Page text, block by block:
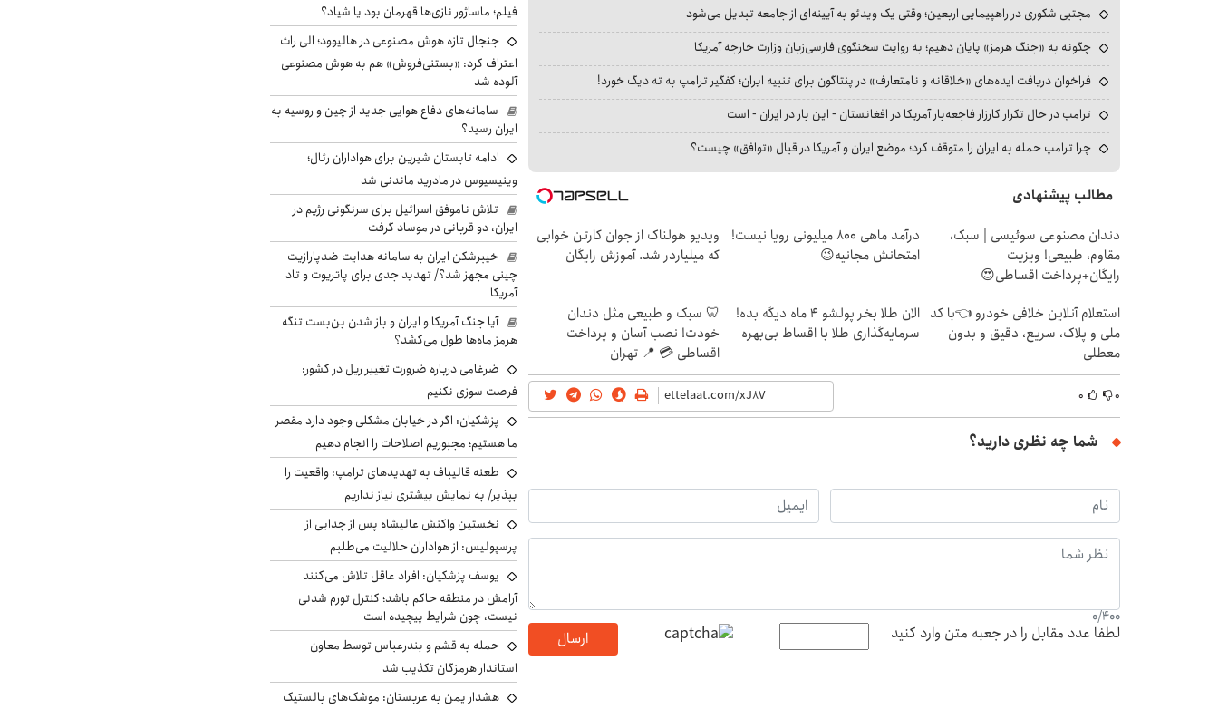
مجتبی شکوری در راهپیمایی اربعین؛ وقتی یک ویدئو به آیینه‌ای از جامعه تبدیل می‌شود
چگونه به «جنگ هرمز» پایان دهیم؛ به روایت سخنگوی فارسی‌زبان وزارت خارجه آمریکا
فراخوان دریافت ایده‌های «خلاقانه و نامتعارف» در پنتاگون برای تنبیه ایران؛ کفگیر ترامپ به ته دیگ خورد!
ترامپ در حال تکرار کارزار فاجعه‌بار آمریکا در افغانستان - این بار در ایران - است
چرا ترامپ حمله به ایران را متوقف کرد؛ موضع ایران و آمریکا در قبال «توافق» چیست؟
مطالب پیشنهادی
دندان مصنوعی سوئیسی | سبک،
مقاوم، طبیعی! ویزیت
رایگان+پرداخت اقساطی😍
درآمد ماهی 800 میلیونی رویا نیست!
امتحانش مجانیه😉
ویدیو هولناک از جوان کارتن خوابی
که میلیاردر شد. آموزش رایگان
استعلام آنلاین خلافی خودرو 👈با کد
ملی و پلاک، سریع، دقیق و بدون
معطلی
الان طلا بخر پولشو 4 ماه دیگه بده!
سرمایه‌گذاری طلا با اقساط بی‌بهره
🦷 سبک و طبیعی مثل دندان
خودت! نصب آسان و پرداخت
اقساطی 💳 📍 تهران
۰ ۰
شما چه نظری دارید؟
0/400
لطفا عدد مقابل را در جعبه متن وارد کنید ارسال
فیلم؛ ماساژور نازی‌ها قهرمان بود یا شیاد؟
جنجال تازه هوش مصنوعی در هالیوود؛ الی راث
اعتراف کرد: «بستنی‌فروش» هم به هوش مصنوعی
آلوده شد
سامانه‌های دفاع هوایی جدید از چین و روسیه به
ایران رسید؟
ادامه تابستان شیرین برای هواداران رئال؛
وینیسیوس در مادرید ماندنی شد
تلاش ناموفق اسرائیل برای سرنگونی رژیم در
ایران، دو قربانی در موساد گرفت
خیبرشکن ایران به سامانه هدایت ضدپارازیت
چینی مجهز شد؟/ تهدید جدی برای پاتریوت و تاد
آمریکا
آیا جنگ آمریکا و ایران و باز شدن بن‌بست تنگه
هرمز ماه‌ها طول می‌کشد؟
ضرغامی درباره ضرورت تغییر ریل در کشور:
فرصت سوزی نکنیم
پزشکیان: اگر در خیابان مشکلی وجود دارد مقصر
ما هستیم؛ مجبوریم اصلاحات را انجام دهیم
طعنه قالیباف به تهدیدهای ترامپ: واقعیت را
بپذیر/ به نمایش بیشتری نیاز نداریم
نخستین واکنش عالیشاه پس از جدایی از
پرسپولیس: از هواداران حلالیت می‌طلبم
یوسف پزشکیان: افراد عاقل تلاش می‌کنند
آرامش در منطقه حاکم باشد؛ کنترل تورم شدنی
نیست، چون شرایط پیچیده است
حمله به قشم و بندرعباس توسط معاون
استاندار هرمزگان تکذیب شد
هشدار یمن به عربستان: موشک‌های بالستیک